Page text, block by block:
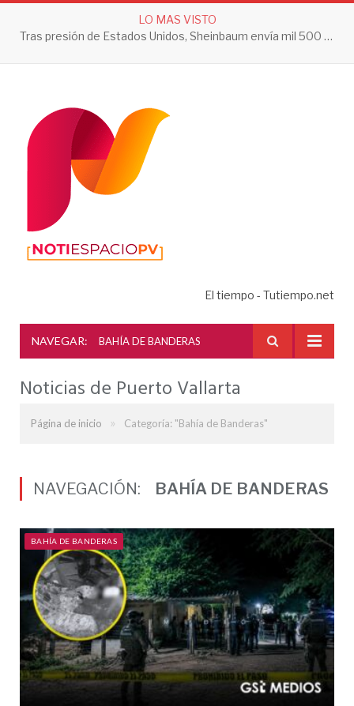
LO MAS VISTO
Tras presión de Estados Unidos, Sheinbaum envía mil 500 soldados a Michoacán
El tiempo - Tutiempo.net
NAVEGAR: BAHÍA DE BANDERAS
Noticias de Puerto Vallarta
Página de inicio » Categoría: "Bahía de Banderas"
NAVEGACIÓN: BAHÍA DE BANDERAS
BAHÍA DE BANDERAS